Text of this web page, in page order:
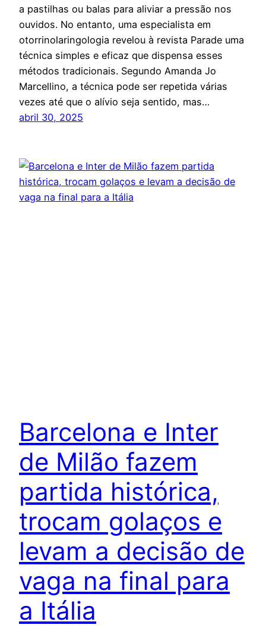
a pastilhas ou balas para aliviar a pressão nos
ouvidos. No entanto, uma especialista em
otorrinolaringologia revelou à revista Parade uma
técnica simples e eficaz que dispensa esses
métodos tradicionais. Segundo Amanda Jo
Marcellino, a técnica pode ser repetida várias
vezes até que o alívio seja sentido, mas…
abril 30, 2025
Barcelona e Inter
de Milão fazem
partida histórica,
trocam golaços e
levam a decisão de
vaga na final para
a Itália